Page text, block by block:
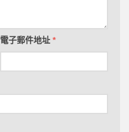
電子郵件地址 *